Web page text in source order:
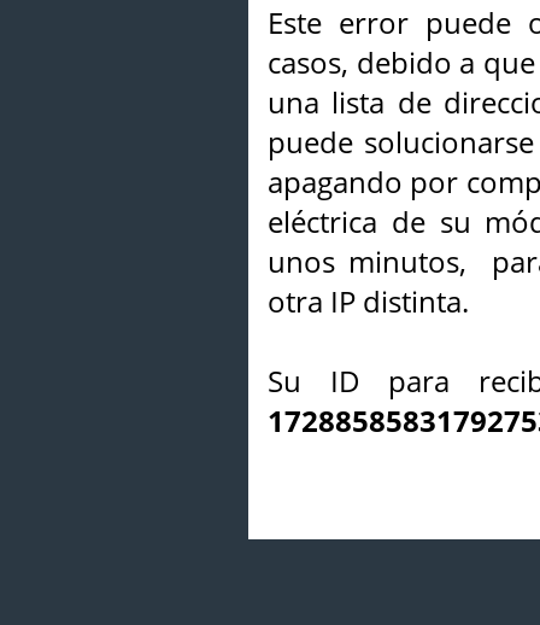
Este error puede
casos, debido a
una lista de
puede
apagando por
eléctrica de su
unos minutos,
otra IP distinta.
Su ID para